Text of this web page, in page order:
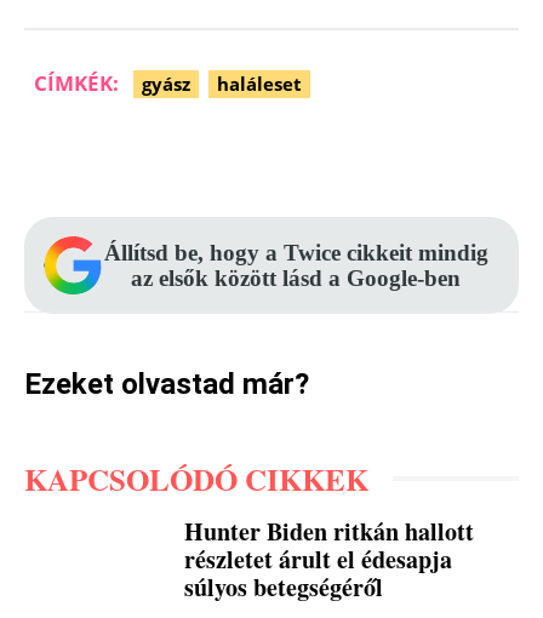
CÍMKÉK: gyász haláleset
Állítsd be, hogy a Twice cikkeit mindig
az elsők között lásd a Google-ben
Ezeket olvastad már?
KAPCSOLÓDÓ CIKKEK
Hunter Biden ritkán hallott
részletet árult el édesapja
súlyos betegségéről